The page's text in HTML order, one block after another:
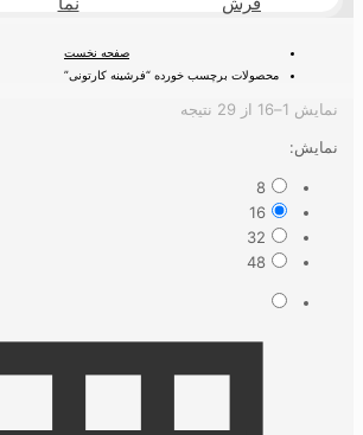
صفحه نخست
محصولات برچسب خورده “فرشینه کارتونی”
نمایش 1–16 از 29 نتیجه
نمایش:
8
16
32
48